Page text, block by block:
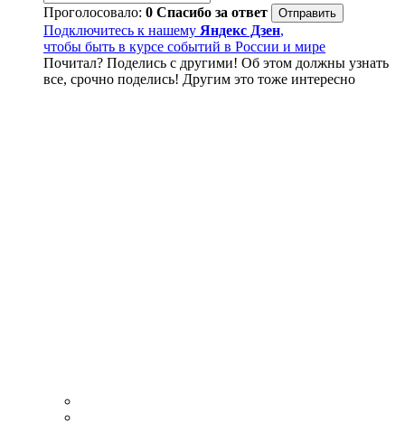
Проголосовало: 0 Спасибо за ответ
Подключитесь к нашему Яндекс Дзен,
чтобы быть в курсе событий в России и мире
Почитал? Поделись с другими! Об этом должны узнать
все, срочно поделись! Другим это тоже интересно